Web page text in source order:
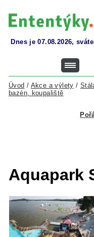
Dnes je 07.08.2026,
Úvod / Akce a výlety /
bazén, koupaliště
Aquapark